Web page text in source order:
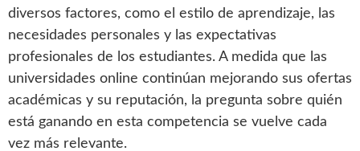
diversos factores, como el estilo de aprendizaje, las
necesidades personales y las expectativas
profesionales de los estudiantes. A medida que las
universidades online continúan mejorando sus ofertas
académicas y su reputación, la pregunta sobre quién
está ganando en esta competencia se vuelve cada
vez más relevante.